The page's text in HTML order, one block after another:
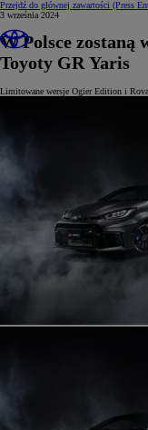
Przejdź do głównej zawartości (Press
3 września 2024
W Polsce zostaną
Toyoty GR Yaris
Limitowane wersje Ogier Edition i